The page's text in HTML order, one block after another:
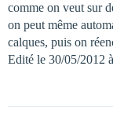
comme on veut sur
on peut même
calques, puis on
Edité le 30/05/2012